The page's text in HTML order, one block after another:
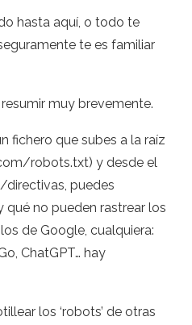
hasta aquí, o todo te
te es familiar
muy brevemente.
fichero que subes a la raíz
robots.txt) y desde el
directivas, puedes
qué no pueden rastrear los
de Google, cualquiera:
ChatGPT… hay
los ‘robots’ de otras